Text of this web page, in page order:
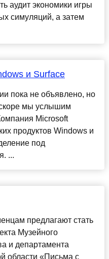
аудит экономики игры
симуляций, а затем
и Surface
пока не объявлено, но
мы услышим
Microsoft
продуктов Windows и
под
...
предлагают стать
Музейного
и департамента
области «Письма с